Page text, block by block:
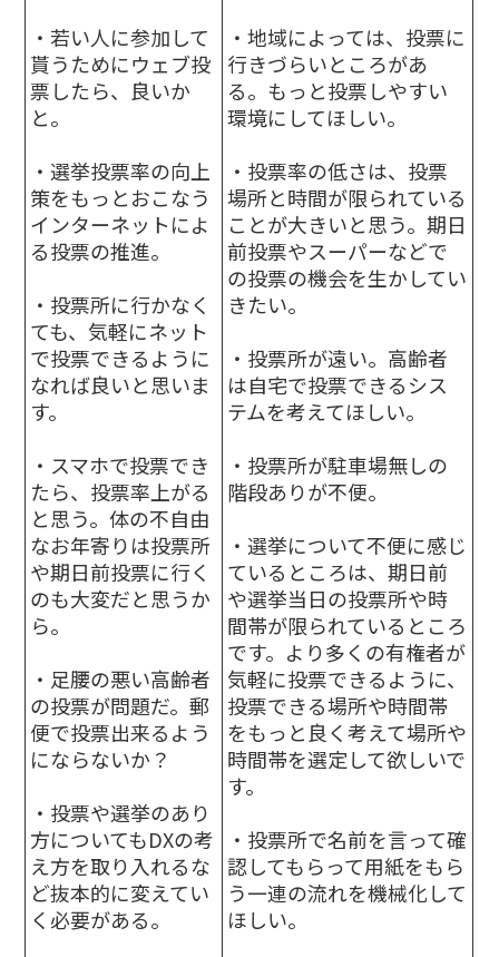
・若い人に参加して
貰うためにウェブ投
票したら、良いか
と。
・選挙投票率の向上
策をもっとおこなう
インターネットによ
る投票の推進。
・投票所に行かなく
ても、気軽にネット
で投票できるように
なれば良いと思いま
す。
・スマホで投票でき
たら、投票率上がる
と思う。体の不自由
なお年寄りは投票所
や期日前投票に行く
のも大変だと思うか
ら。
・足腰の悪い高齢者
の投票が問題だ。郵
便で投票出来るよう
にならないか？
・投票や選挙のあり
方についてもDXの考
え方を取り入れるな
ど抜本的に変えてい
く必要がある。
・地域によっては、投票に
行きづらいところがあ
る。もっと投票しやすい
環境にしてほしい。
・投票率の低さは、投票
場所と時間が限られている
ことが大きいと思う。期日
前投票やスーパーなどで
の投票の機会を生かしてい
きたい。
・投票所が遠い。高齢者
は自宅で投票できるシス
テムを考えてほしい。
・投票所が駐車場無しの
階段ありが不便。
・選挙について不便に感じ
ているところは、期日前
や選挙当日の投票所や時
間帯が限られているところ
です。より多くの有権者が
気軽に投票できるように、
投票できる場所や時間帯
をもっと良く考えて場所や
時間帯を選定して欲しいで
す。
・投票所で名前を言って確
認してもらって用紙をもら
う一連の流れを機械化して
ほしい。